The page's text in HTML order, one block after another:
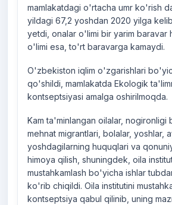
mamlakatdagi o'rtacha umr ko'rish
yildagi 67,2 yoshdan 2020 yilga
yetdi, onalar o'limi bir yarim baravar
o'limi esa, to'rt baravarga kamaydi.
O'zbekiston iqlim o'zgarishlari
qo'shildi, mamlakatda Ekologik
kontseptsiyasi amalga oshirilmoqda.
Kam ta'minlangan oilalar, nogironligi
mehnat migrantlari, bolalar, yoshlar,
yoshdagilarning huquqlari va
himoya qilish, shuningdek, oila
mustahkamlash bo'yicha ishlar
ko'rib chiqildi. Oila institutini
kontseptsiya qabul qilinib, uning